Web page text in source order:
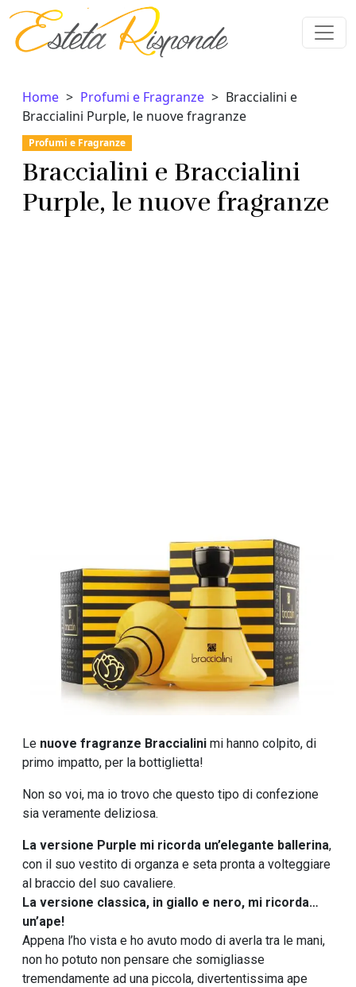
Vai al contenuto
Home Profumi e Fragranze
Braccialini e
Braccialini Purple, le nuove fragranze
Profumi e Fragranze
Braccialini e Braccialini
Purple, le nuove fragranze
Le nuove fragranze Braccialini mi hanno colpito, di
primo impatto, per la bottiglietta!
Non so voi, ma io trovo che questo tipo di confezione
sia veramente deliziosa.
La versione Purple mi ricorda un’elegante ballerina,
con il suo vestito di organza e seta pronta a volteggiare
al braccio del suo cavaliere.
La versione classica, in giallo e nero, mi ricorda…
un’ape!
Appena l’ho vista e ho avuto modo di averla tra le mani,
non ho potuto non pensare che somigliasse
tremendamente ad una piccola, divertentissima ape